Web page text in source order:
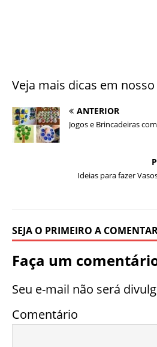
Veja mais dicas em nosso
ANTERIOR
Jogos e Brincadeiras
Ideias para fazer
SEJA O PRIMEIRO A
Faça um
Seu e-mail não será
Comentário